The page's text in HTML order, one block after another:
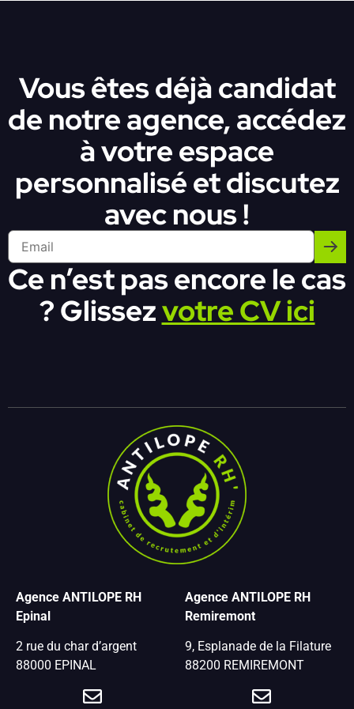
Vous êtes déjà candidat
de notre agence, accédez
à votre espace
personnalisé et discutez
avec nous !
Ce n’est pas encore le cas
? Glissezvotre CV ici
Agence ANTILOPE RH
Epinal
2 rue du char d’argent
88000 EPINAL
Agence ANTILOPE RH
Remiremont
9, Esplanade de la Filature
88200 REMIREMONT